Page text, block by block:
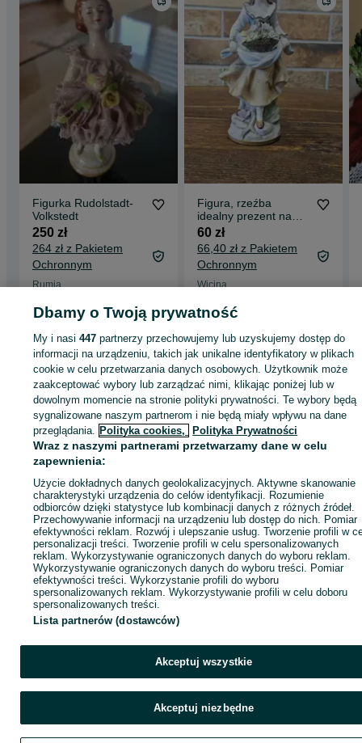
Figurka Rudolstadt-
Volkstedt
250 zł
264 zł z Pakietem
Ochronnym
Rumia
Figura, rzeźba
idealny prezent na
święta
60 zł
66,40 zł z Pakietem
Ochronnym
Wicina
Strona główna Antyki i Kolekcje Antyki Stara porcelana Figurki
Figurki -
Mazowieckie
Figurki - Grodzisk Mazowiecki
KATEGORIA
ID:1059043358
Zadzwoń / SMS Wyślij wiadomość
Dbamy o Twoją prywatność
My i nasi447 partnerzy przechowujemy lub uzyskujemy dostęp do
informacji na urządzeniu, takich jak unikalne identyfikatory w plikach
cookie w celu przetwarzania danych osobowych. Użytkownik może
zaakceptować wybory lub zarządzać nimi, klikając poniżej lub w
dowolnym momencie na stronie polityki prywatności. Te wybory będą
sygnalizowane naszym partnerom i nie będą miały wpływu na dane
przeglądania. Polityka cookies, Polityka Prywatności
Wraz z naszymi partnerami przetwarzamy dane w celu
zapewnienia:
Użycie dokładnych danych geolokalizacyjnych. Aktywne skanowanie
charakterystyki urządzenia do celów identyfikacji. Rozumienie
odbiorców dzięki statystyce lub kombinacji danych z różnych źródeł.
Przechowywanie informacji na urządzeniu lub dostęp do nich. Pomiar
efektywności reklam. Rozwój i ulepszanie usług. Tworzenie profili w
personalizacji treści. Tworzenie profili w celu spersonalizowanych
reklam. Wykorzystywanie ograniczonych danych do wyboru reklam.
Wykorzystywanie ograniczonych danych do wyboru treści. Pomiar
efektywności treści. Wykorzystanie profili do wyboru
spersonalizowanych reklam. Wykorzystywanie profili w celu doboru
spersonalizowanych treści.
Lista partnerów (dostawców)
Akceptuj wszystkie
Akceptuj niezbędne